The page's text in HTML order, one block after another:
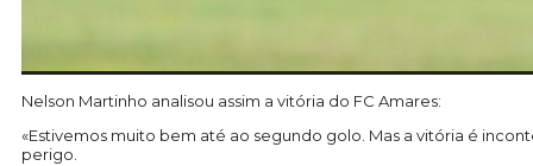
Nelson Martinho analisou assim a vitória do FC Amares:
«Estivemos muito bem até ao segundo golo. Mas a vitória é
perigo.